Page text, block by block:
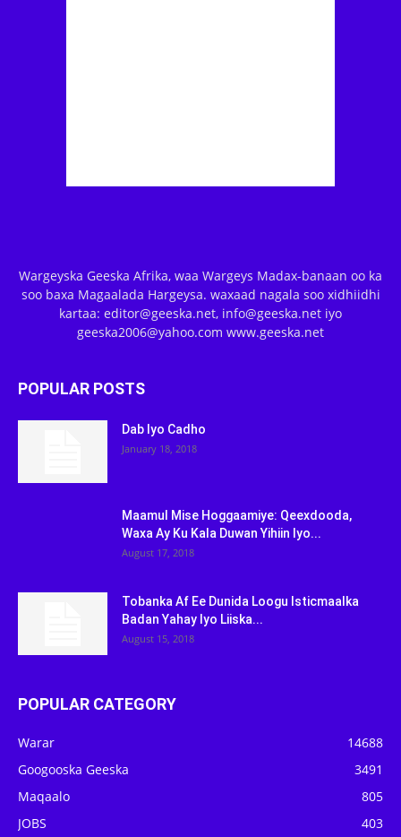
Wargeyska Geeska Afrika, waa Wargeys Madax-banaan oo ka
soo baxa Magaalada Hargeysa. waxaad nagala soo xidhiidhi
kartaa: editor@geeska.net, info@geeska.net iyo
geeska2006@yahoo.com www.geeska.net
POPULAR POSTS
Dab Iyo Cadho
January 18, 2018
Maamul Mise Hoggaamiye: Qeexdooda,
Waxa Ay Ku Kala Duwan Yihiin Iyo...
August 17, 2018
Tobanka Af Ee Dunida Loogu Isticmaalka
Badan Yahay Iyo Liiska...
August 15, 2018
POPULAR CATEGORY
Warar
14688
Googooska Geeska
3491
Maqaalo
805
JOBS
403